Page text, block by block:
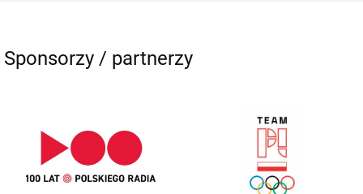
Sponsorzy / partnerzy